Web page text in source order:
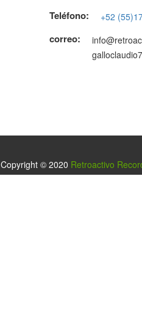
Teléfono: +52
correo:
Copyright © 2020 Retroactivo